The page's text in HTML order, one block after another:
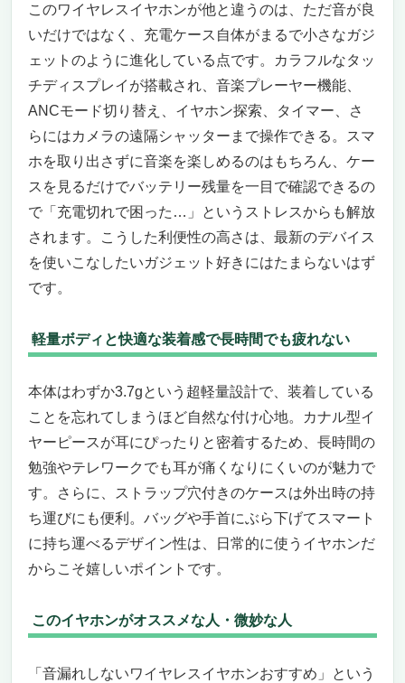
に、日常で使い切れる
“有線だけじゃない”が、肝心の遮音はそのま
ま。別売アダプターで完全ワイヤレス化して
も“静けさ”は維持
こういう人には“ドンピシャ”。逆に、こうい
う人には“微妙かも”
選びと装着のコツで“音漏れしない”を完成さ
せる
“比べて分かる違い”――ANC頼みじゃない静
けさ、プロの現場で磨かれた堅牢さ、そして
拡張性
Anker Soundcore AeroFit 2 – 音漏れを気にせ
ン
長時間の安心感と快適なフィット感
ハイレゾ対応と迫力ある重低音
ペルソナに合わせたおすすめポイント
デザイン性と使いやすさも抜群
「音漏れしないワイヤレスイヤホンおすすめ」
の本命。北欧プレミアムが生んだ密閉×高解像
──Bang & Olufsen Beoplay EX Anthracite
Oxygen
さ”を持ち歩く。音漏れ対策の決定打は、密
アルミ×ガラスのミニマルな美学。触れた瞬
このワイヤレスイヤホンが他と違うのは、ただ音が良
いだけではなく、充電ケース自体がまるで小さなガジ
ェットのように進化している点です。カラフルなタッ
チディスプレイが搭載され、音楽プレーヤー機能、
ANCモード切り替え、イヤホン探索、タイマー、さ
らにはカメラの遠隔シャッターまで操作できる。スマ
ホを取り出さずに音楽を楽しめるのはもちろん、ケー
スを見るだけでバッテリー残量を一目で確認できるの
で「充電切れで困った…」というストレスからも解放
されます。こうした利便性の高さは、最新のデバイス
を使いこなしたいガジェット好きにはたまらないはず
です。
軽量ボディと快適な装着感で長時間でも疲れない
本体はわずか3.7gという超軽量設計で、装着している
ことを忘れてしまうほど自然な付け心地。カナル型イ
ヤーピースが耳にぴったりと密着するため、長時間の
勉強やテレワークでも耳が痛くなりにくいのが魅力で
す。さらに、ストラップ穴付きのケースは外出時の持
ち運びにも便利。バッグや手首にぶら下げてスマート
に持ち運べるデザイン性は、日常的に使うイヤホンだ
からこそ嬉しいポイントです。
このイヤホンがオススメな人・微妙な人
「音漏れしないワイヤレスイヤホンおすすめ」という